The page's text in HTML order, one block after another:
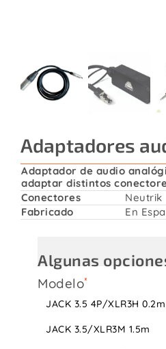
Adaptadores
Adaptador de audio
adaptar distintos
Conectores
Neutrik
Fabricado
En
Algunas
Modelo
JACK 3.5 4P/XLR3H 0.2m
JACK 3.5/XLR3M 1.5m